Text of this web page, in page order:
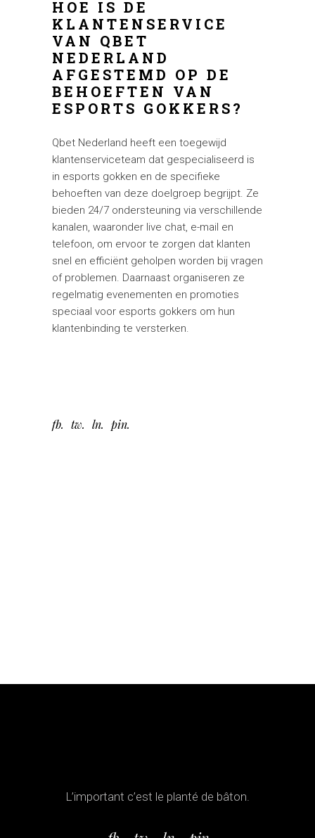
HOE IS DE
KLANTENSERVICE
VAN QBET
NEDERLAND
AFGESTEMD OP DE
BEHOEFTEN VAN
ESPORTS GOKKERS?
Qbet Nederland heeft een toegewijd
klantenserviceteam dat gespecialiseerd is
in esports gokken en de specifieke
behoeften van deze doelgroep begrijpt. Ze
bieden 24/7 ondersteuning via verschillende
kanalen, waaronder live chat, e-mail en
telefoon, om ervoor te zorgen dat klanten
snel en efficiënt geholpen worden bij vragen
of problemen. Daarnaast organiseren ze
regelmatig evenementen en promoties
speciaal voor esports gokkers om hun
klantenbinding te versterken.
fb tw ln pin
L’important c’est le planté de bâton.